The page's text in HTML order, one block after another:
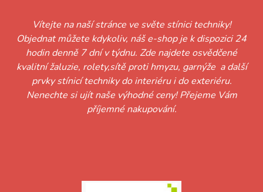
Vítejte na naší stránce ve světe stínici techniky!
Objednat můžete kdykoliv, náš e-shop je k dispozici 24
hodin denně 7 dní v týdnu. Zde najdete osvědčené
kvalitní žaluzie, rolety,sítě proti hmyzu, garnýže a další
prvky stínicí techniky do interiéru i do exteriéru.
Nenechte si ujít naše výhodné ceny! Přejeme Vám
příjemné nakupování.